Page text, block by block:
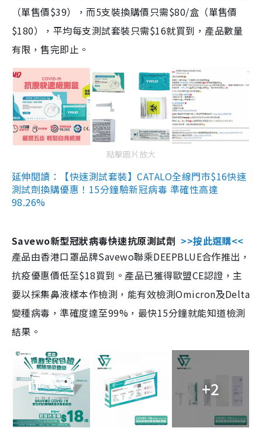
（單售價$39），而5支裝換購價只需$80/盒（單售價
$180），平均每支測試套裝只需$16就買到，產品數量
有限，售完即止。
點擊圖片放大
延伸閱讀：【快速測試套裝】CATALO全線門市$16快速
測試劑換購優惠！15分鐘驗新冠病毒 準確性高達
98.26%
Savewo新型冠狀病毒快速抗原測試劑 >>按此選購<<
產品由香港口罩品牌Savewo聯乘DEEPBLUE合作推出，
抗疫優惠價低至$18買到。產品已獲得歐盟CE認證，主
要以採集鼻液樣本作檢測，能有效檢測Omicron及Delta
變種病毒，準確度達至99%，最快15分鐘就能知道檢測
結果。
+2